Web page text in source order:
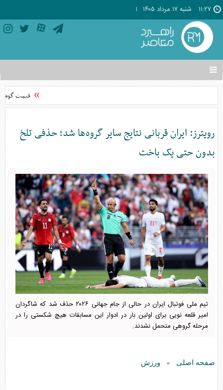
۱۱:۲۷ شنبه ۱۷ مرداد ۱۴۰۵
تغییر
وضعیت
منوی
ها
قیمت گوشی‌های
رویترز: ایران قربانی نتایج سایر گروه‌ها شد؛ حذفی تلخ
بدون حتی یک باخت
تیم ملی فوتبال ایران در حالی از جام جهانی ۲۰۲۶ حذف شد که شاگردان
امیر قلعه نویی برای اولین بار در ادوار این مسابقات هیچ شکستی را در
مرحله گروهی متحمل نشدند.
صفحه اصلی » ورزش